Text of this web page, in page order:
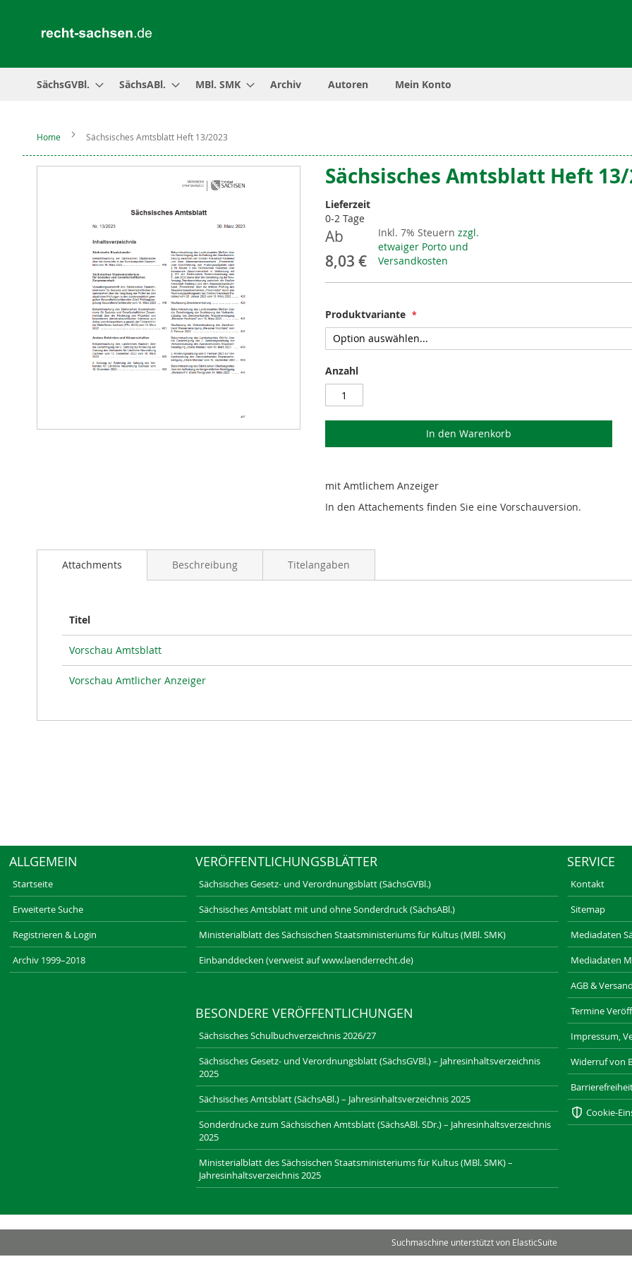
SächsGVBl. SächsABl. MBl. SMK Archiv Autoren Mein Konto
Home Sächsisches Amtsblatt Heft 13/2023
Sächsisches Amtsblatt Heft 13/
Lieferzeit
0-2 Tage
Ab
8,03 €
Inkl. 7% Steuern zzgl.
etwaiger Porto und
Versandkosten
Produktvariante
Anzahl
In den Warenkorb
mit Amtlichem Anzeiger
In den Attachements finden Sie eine Vorschauversion.
Attachments
Titel
Vorschau Amtsblatt
Vorschau Amtlicher Anzeiger
Beschreibung Titelangaben
ALLGEMEIN
Startseite
Erweiterte Suche
Registrieren & Login
Archiv 1999–2018
VERÖFFENTLICHUNGSBLÄTTER
Sächsisches Gesetz- und Verordnungsblatt (SächsGVBl.)
Sächsisches Amtsblatt mit und ohne Sonderdruck (SächsABl.)
Ministerialblatt des Sächsischen Staatsministeriums für Kultus (MBl. SMK)
Einbanddecken (verweist auf www.laenderrecht.de)
BESONDERE VERÖFFENTLICHUNGEN
Sächsisches Schulbuchverzeichnis 2026/27
Sächsisches Gesetz- und Verordnungsblatt (SächsGVBl.) – Jahresinhaltsverzeichnis
2025
Sächsisches Amtsblatt (SächsABl.) – Jahresinhaltsverzeichnis 2025
Sonderdrucke zum Sächsischen Amtsblatt (SächsABl. SDr.) – Jahresinhaltsverzeichnis
2025
Ministerialblatt des Sächsischen Staatsministeriums für Kultus (MBl. SMK) –
Jahresinhaltsverzeichnis 2025
SERVICE
Kontakt
Sitemap
Mediadaten
Mediadaten
AGB &
Termine
Impressum,
Widerruf von
Cookie-
Suchmaschine unterstützt von ElasticSuite